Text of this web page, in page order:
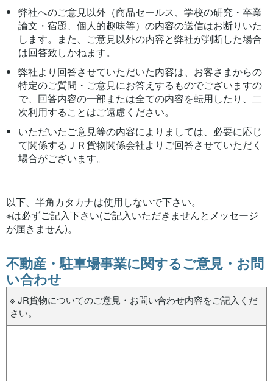
弊社へのご意見以外（商品セールス、学校の研究・卒業
論文・宿題、個人的趣味等）の内容の送信はお断りいた
します。また、ご意見以外の内容と弊社が判断した場合
は回答致しかねます。
弊社より回答させていただいた内容は、お客さまからの
特定のご質問・ご意見にお答えするものでございますの
で、回答内容の一部または全ての内容を転用したり、二
次利用することはご遠慮ください。
いただいたご意見等の内容によりましては、必要に応じ
て関係するＪＲ貨物関係会社よりご回答させていただく
場合がございます。
以下、半角カタカナは使用しないで下さい。
※は必ずご記入下さい(ご記入いただきませんとメッセージ
が届きません)。
不動産・駐車場事業に関するご意見・お問
い合わせ
※ JR貨物についてのご意見・お問い合わせ内容をご記入くだ
さい。